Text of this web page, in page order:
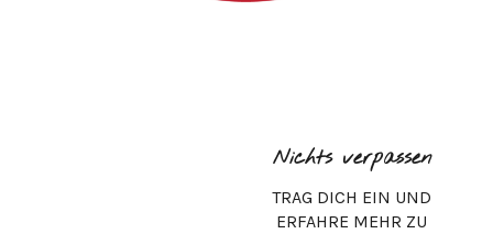
Nichts verpassen
TRAG DICH EIN UND
ERFAHRE MEHR ZU